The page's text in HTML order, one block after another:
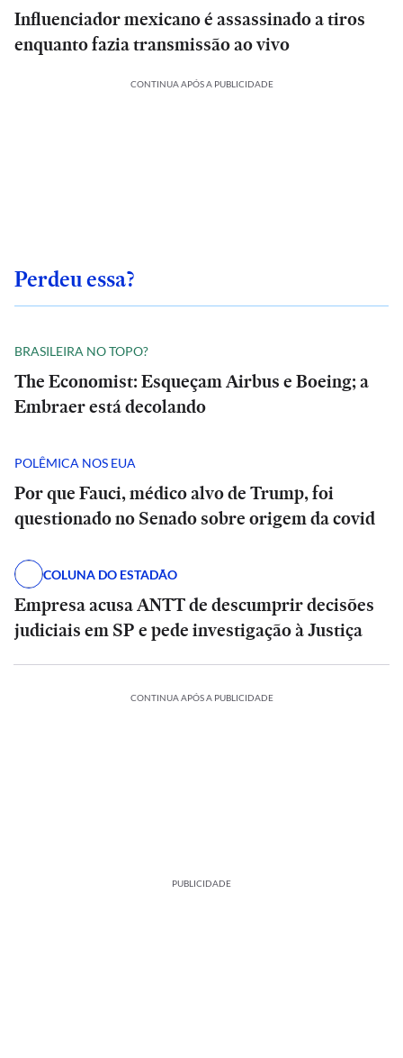
Influenciador mexicano é assassinado a tiros
enquanto fazia transmissão ao vivo
CONTINUA APÓS A PUBLICIDADE
Perdeu essa?
BRASILEIRA NO TOPO?
The Economist: Esqueçam Airbus e Boeing; a
Embraer está decolando
POLÊMICA NOS EUA
Por que Fauci, médico alvo de Trump, foi
questionado no Senado sobre origem da covid
COLUNA DO ESTADÃO
Empresa acusa ANTT de descumprir decisões
judiciais em SP e pede investigação à Justiça
CONTINUA APÓS A PUBLICIDADE
PUBLICIDADE